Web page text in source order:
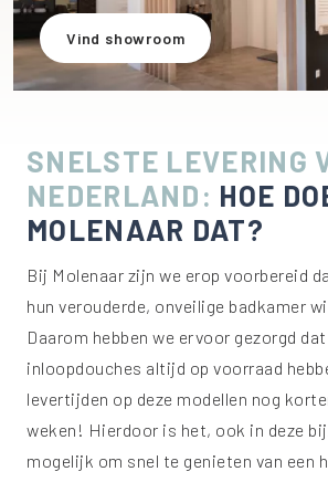
Vind showroom
SNELSTE LEVERING
NEDERLAND: HOE
MOLENAAR DAT?
Bij Molenaar zijn we erop voorbereid
hun verouderde, onveilige badkamer
Daarom hebben we ervoor gezorgd
inloopdouches altijd op voorraad
levertijden op deze modellen nog
weken! Hierdoor is het, ook in deze
mogelijk om snel te genieten van een